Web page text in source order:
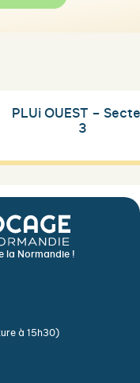
PLUi OUEST –
3
la Normandie !
à 15h30)